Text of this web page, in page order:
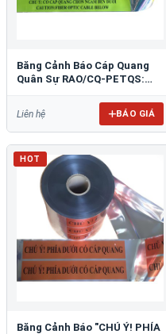
Băng Cảnh Báo Cáp Quang
Quân Sự RAO/CQ-PETQS:
Liên hệ BÁO GIÁ
HOT
Băng Cảnh Báo "CHÚ Ý! PHÍA